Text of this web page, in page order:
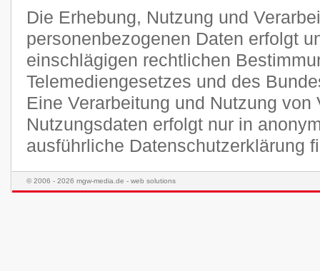
Die Erhebung, Nutzung und
personenbezogenen Daten erfolgt
einschlägigen rechtlichen
Telemediengesetzes und des
Eine Verarbeitung und Nutzung von
Nutzungsdaten erfolgt nur in
ausführliche Datenschutzerklärung
© 2006 - 2026 mgw-media.de - web solutions